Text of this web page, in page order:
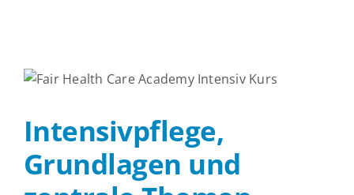
Intensivpflege,
Grundlagen und